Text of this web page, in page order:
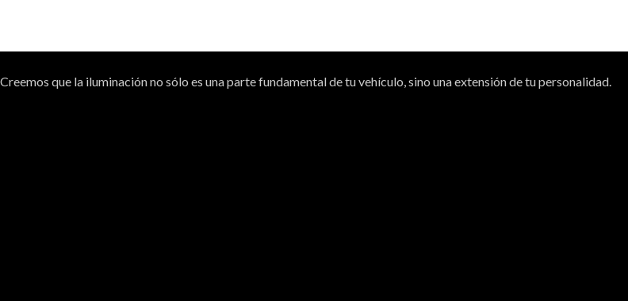
Creemos que la iluminación no sólo es una parte fundamental de tu vehículo, sino una extensión de tu personalidad.